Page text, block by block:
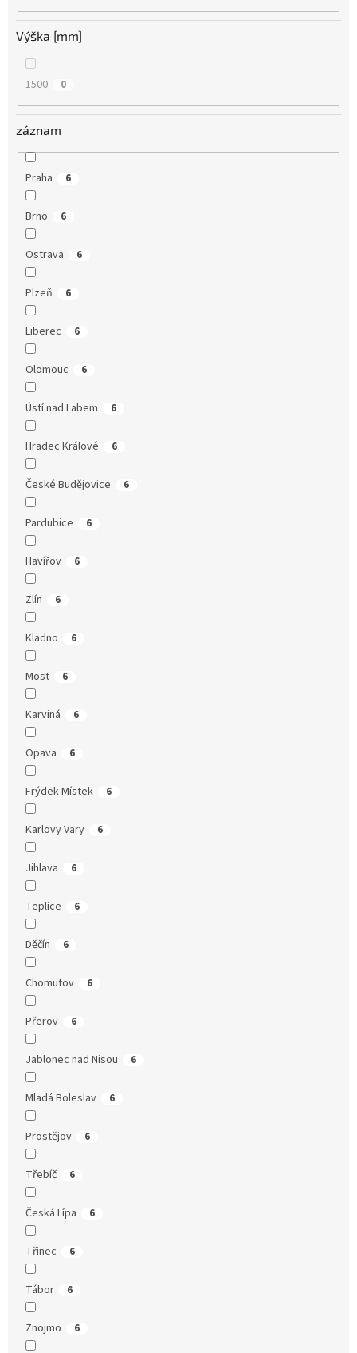
Výška [mm]
1500 0
záznam
Praha 6
Brno 6
Ostrava 6
Plzeň 6
Liberec 6
Olomouc 6
Ústí nad Labem 6
Hradec Králové 6
České Budějovice 6
Pardubice 6
Havířov 6
Zlín 6
Kladno 6
Most 6
Karviná 6
Opava 6
Frýdek-Místek 6
Karlovy Vary 6
Jihlava 6
Teplice 6
Děčín 6
Chomutov 6
Přerov 6
Jablonec nad Nisou 6
Mladá Boleslav 6
Prostějov 6
Třebíč 6
Česká Lípa 6
Třinec 6
Tábor 6
Znojmo 6